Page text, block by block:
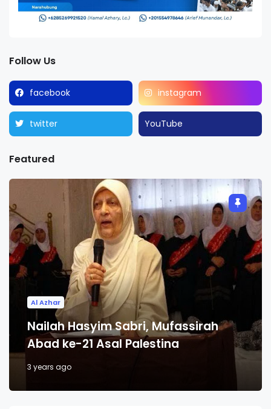
Follow Us
facebook instagram
twitter YouTube
Featured
Al Azhar
Nailah Hasyim Sabri, Mufassirah
Abad ke-21 Asal Palestina
3 years ago